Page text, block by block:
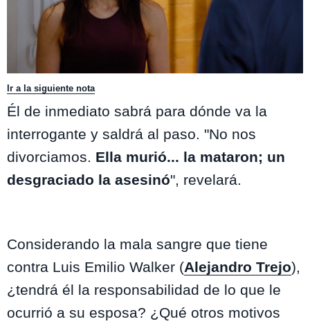
Ir a la siguiente nota
Él de inmediato sabrá para dónde va la
interrogante y saldrá al paso. "No nos
divorciamos. Ella murió... la mataron; un
desgraciado la asesinó", revelará.
Considerando la mala sangre que tiene
contra Luis Emilio Walker (Alejandro Trejo),
¿tendrá él la responsabilidad de lo que le
ocurrió a su esposa? ¿Qué otros motivos